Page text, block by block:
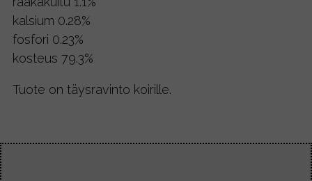
kalsium 0.28%
fosfori 0.23%
kosteus 79.3%
Tuote on täysravinto koirille.